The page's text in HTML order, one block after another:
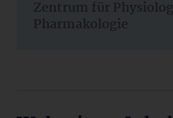
Zentrum für
Pharmakologie